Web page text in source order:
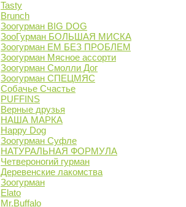
Tasty
Brunch
Зоогурман BIG DOG
ЗооГурман БОЛЬШАЯ МИСКА
Зоогурман ЕМ БЕЗ ПРОБЛЕМ
Зоогурман Мясное ассорти
Зоогурман Смолли Дог
Зоогурман СПЕЦМЯС
Собачье Счастье
PUFFINS
Верные друзья
НАША МАРКА
Happy Dog
Зоогурман Суфле
НАТУРАЛЬНАЯ ФОРМУЛА
Четвероногий гурман
Деревенские лакомства
Зоогурман
Elato
Mr.Buffalo